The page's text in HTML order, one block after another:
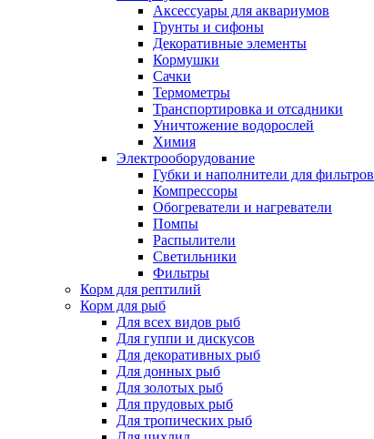
Аксессуары для аквариумов
Грунты и сифоны
Декоративные элементы
Кормушки
Сачки
Термометры
Транспортировка и отсадники
Уничтожение водорослей
Химия
Электрооборудование
Губки и наполнители для фильтров
Компрессоры
Обогреватели и нагреватели
Помпы
Распылители
Светильники
Фильтры
Корм для рептилий
Корм для рыб
Для всех видов рыб
Для гуппи и дискусов
Для декоративных рыб
Для донных рыб
Для золотых рыб
Для прудовых рыб
Для тропических рыб